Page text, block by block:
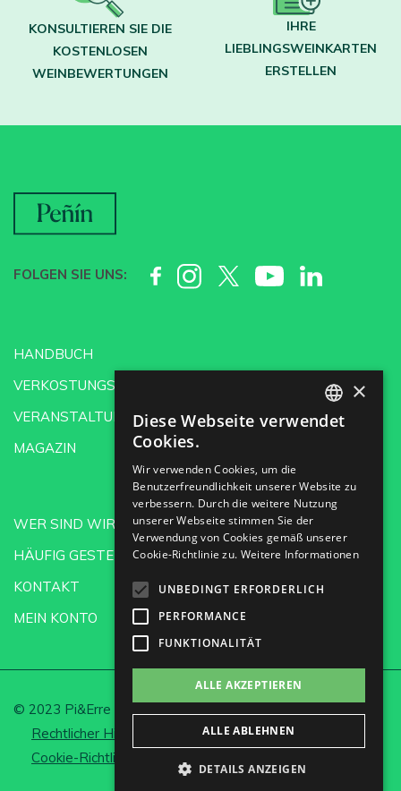
KONSULTIEREN SIE DIE
KOSTENLOSEN
WEINBEWERTUNGEN
IHRE
LIEBLINGSWEINKARTEN
ERSTELLEN
FOLGEN SIE UNS:
HANDBUCH
VERKOSTUNGSSCHULE
VERANSTALTUNGEN
MAGAZIN
WER SIND WIR?
HÄUFIG GESTELLTE FRAGEN
KONTAKT
MEIN KONTO
© 2023 Pi&Erre Comunicación Integral S.L.
Rechtlicher Hinweis und Datenschutz
Cookie-Richtlinie
SPANISH
GERMAN
×
Diese Webseite verwendet
Cookies.
Wir verwenden Cookies, um die
Benutzerfreundlichkeit unserer Website zu
verbessern. Durch die weitere Nutzung
unserer Webseite stimmen Sie der
Verwendung von Cookies gemäß unserer
Cookie-Richtlinie zu. Weitere Informationen
UNBEDINGT ERFORDERLICH
PERFORMANCE
FUNKTIONALITÄT
ALLE AKZEPTIEREN
ALLE ABLEHNEN
DETAILS ANZEIGEN